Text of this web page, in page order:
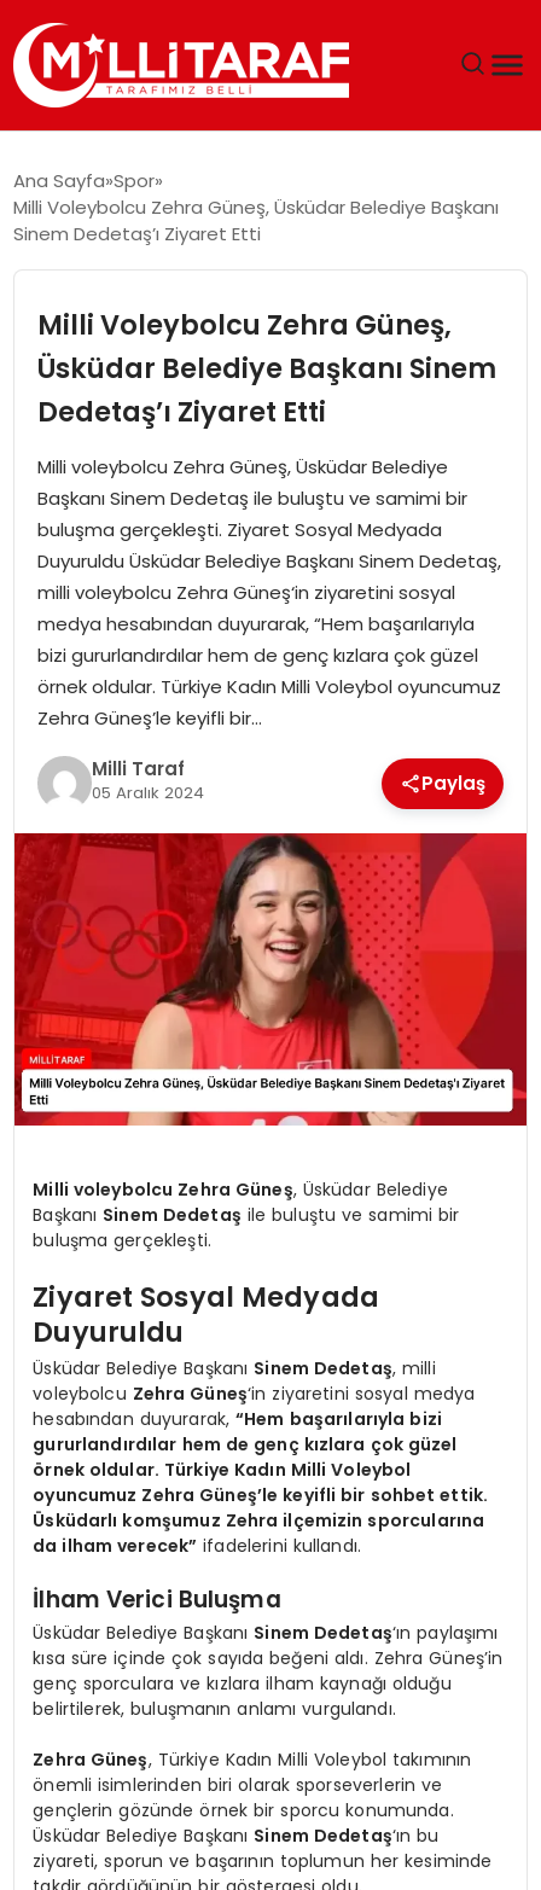
ÖZEL SAYFALAR
EKONOMI
SPOR
SIYASET
MAGAZIN
Ana Sayfa Spor
Milli Voleybolcu Zehra Güneş, Üsküdar Belediye Başkanı
Sinem Dedetaş’ı Ziyaret Etti
Milli Voleybolcu Zehra Güneş,
Üsküdar Belediye Başkanı Sinem
Dedetaş’ı Ziyaret Etti
Milli voleybolcu Zehra Güneş, Üsküdar Belediye
Başkanı Sinem Dedetaş ile buluştu ve samimi bir
buluşma gerçekleşti. Ziyaret Sosyal Medyada
Duyuruldu Üsküdar Belediye Başkanı Sinem Dedetaş,
milli voleybolcu Zehra Güneş‘in ziyaretini sosyal
medya hesabından duyurarak, “Hem başarılarıyla
bizi gururlandırdılar hem de genç kızlara çok güzel
örnek oldular. Türkiye Kadın Milli Voleybol oyuncumuz
Zehra Güneş’le keyifli bir…
Milli Taraf
05 Aralık 2024 Paylaş
Milli voleybolcu Zehra Güneş, Üsküdar Belediye
Başkanı Sinem Dedetaş ile buluştu ve samimi bir
buluşma gerçekleşti.
Ziyaret Sosyal Medyada
Duyuruldu
Üsküdar Belediye Başkanı Sinem Dedetaş, milli
voleybolcu Zehra Güneş‘in ziyaretini sosyal medya
hesabından duyurarak,“Hem başarılarıyla bizi
gururlandırdılar hem de genç kızlara çok güzel
örnek oldular. Türkiye Kadın Milli Voleybol
oyuncumuz Zehra Güneş’le keyifli bir sohbet ettik.
Üsküdarlı komşumuz Zehra ilçemizin sporcularına
da ilham verecek” ifadelerini kullandı.
İlham Verici Buluşma
Üsküdar Belediye Başkanı Sinem Dedetaş‘ın paylaşımı
kısa süre içinde çok sayıda beğeni aldı. Zehra Güneş’in
genç sporculara ve kızlara ilham kaynağı olduğu
belirtilerek, buluşmanın anlamı vurgulandı.
Zehra Güneş, Türkiye Kadın Milli Voleybol takımının
önemli isimlerinden biri olarak sporseverlerin ve
gençlerin gözünde örnek bir sporcu konumunda.
Üsküdar Belediye Başkanı Sinem Dedetaş‘ın bu
ziyareti, sporun ve başarının toplumun her kesiminde